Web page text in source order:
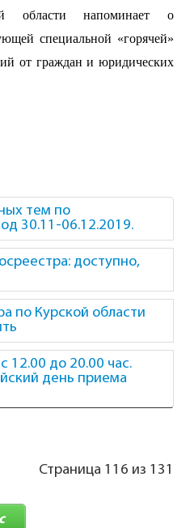
области напоминает о
специальной «горячей»
от граждан и юридических
тем по
30.11-06.12.2019.
доступно,
по Курской области
12.00 до 20.00 час.
день приема
Страница 116 из 131